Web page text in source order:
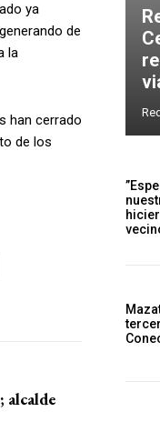
ya
de
la
han cerrado
de los